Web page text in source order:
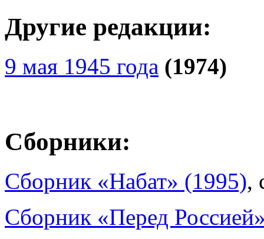
Другие редакции:
9 мая 1945 года (1974)
Сборники:
Сборник «Набат» (1995),
Сборник «Перед